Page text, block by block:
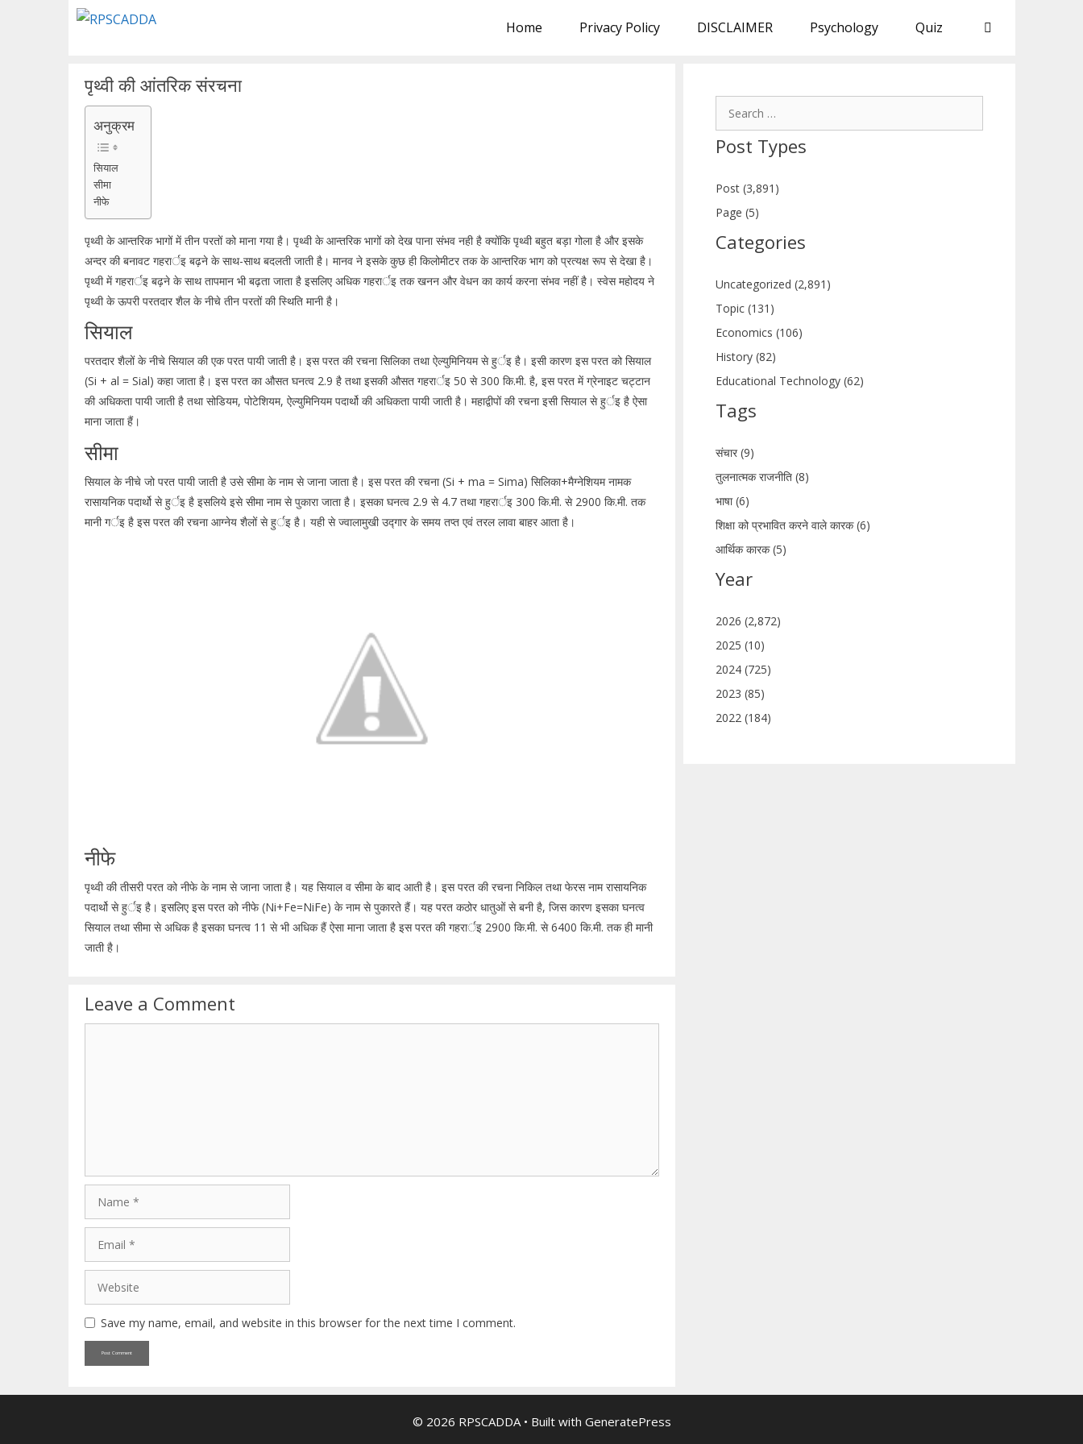
Home Privacy Policy DISCLAIMER Psychology Quiz
पृथ्वी की आंतरिक संरचना
अनुक्रम
सियाल
सीमा
नीफे
पृथ्वी के आन्तरिक भागों में तीन परतों को माना गया है। पृथ्वी के आन्तरिक भागों को देख पाना संभव नही है क्योंकि पृथ्वी बहुत बड़ा गोला है और इसके
अन्दर की बनावट गहरार्इ बढ़ने के साथ-साथ बदलती जाती है। मानव ने इसके कुछ ही किलोमीटर तक के आन्तरिक भाग को प्रत्यक्ष रूप से देखा है।
पृथ्वी में गहरार्इ बढ़ने के साथ तापमान भी बढ़ता जाता है इसलिए अधिक गहरार्इ तक खनन और वेधन का कार्य करना संभव नहीं है। स्वेस महोदय ने
पृथ्वी के ऊपरी परतदार शैल के नीचे तीन परतों की स्थिति मानी है।
सियाल
परतदार शैलों के नीचे सियाल की एक परत पायी जाती है। इस परत की रचना सिलिका तथा ऐल्युमिनियम से हुर्इ है। इसी कारण इस परत को सियाल
(Si + al = Sial) कहा जाता है। इस परत का औसत घनत्व 2.9 है तथा इसकी औसत गहरार्इ 50 से 300 कि.मी. है, इस परत में ग्रेनाइट चट्टान
की अधिकता पायी जाती है तथा सोडियम, पोटेशियम, ऐल्युमिनियम पदार्थो की अधिकता पायी जाती है। महाद्वीपों की रचना इसी सियाल से हुर्इ है ऐसा
माना जाता हैं।
सीमा
सियाल के नीचे जो परत पायी जाती है उसे सीमा के नाम से जाना जाता है। इस परत की रचना (Si + ma = Sima) सिलिका+मैग्नेशियम नामक
रासायनिक पदार्थो से हुर्इ है इसलिये इसे सीमा नाम से पुकारा जाता है। इसका घनत्व 2.9 से 4.7 तथा गहरार्इ 300 कि.मी. से 2900 कि.मी. तक
मानी गर्इ है इस परत की रचना आग्नेय शैलों से हुर्इ है। यही से ज्वालामुखी उद्गार के समय तप्त एवं तरल लावा बाहर आता है।
नीफे
पृथ्वी की तीसरी परत को नीफे के नाम से जाना जाता है। यह सियाल व सीमा के बाद आती है। इस परत की रचना निकिल तथा फेरस नाम रासायनिक
पदार्थो से हुर्इ है। इसलिए इस परत को नीफे (Ni+Fe=NiFe) के नाम से पुकारते हैं। यह परत कठोर धातुओं से बनी है, जिस कारण इसका घनत्व
सियाल तथा सीमा से अधिक है इसका घनत्व 11 से भी अधिक हैं ऐसा माना जाता है इस परत की गहरार्इ 2900 कि.मी. से 6400 कि.मी. तक ही मानी
जाती है।
Leave a Comment
Website
Save my name, email, and website in this browser for the next time I comment.
Post Types
Post (3,891)
Page (5)
Categories
Uncategorized (2,891)
Topic (131)
Economics (106)
History (82)
Educational Technology (62)
Tags
संचार (9)
तुलनात्मक राजनीति (8)
भाषा (6)
शिक्षा को प्रभावित करने वाले कारक (6)
आर्थिक कारक (5)
Year
2026 (2,872)
2025 (10)
2024 (725)
2023 (85)
2022 (184)
© 2026 RPSCADDA• Built with GeneratePress